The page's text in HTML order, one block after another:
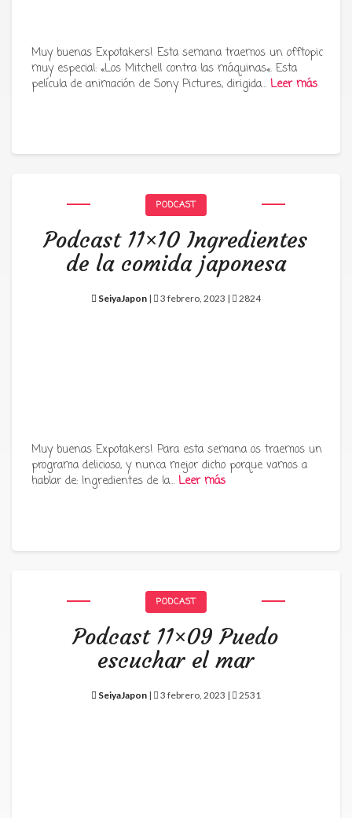
Muy buenas Expotakers! Esta semana traemos un offtopic
muy especial: «Los Mitchell contra las máquinas«. Esta
película de animación de Sony Pictures, dirigida… Leer más
PODCAST
Podcast 11×10 Ingredientes
de la comida japonesa
SeiyaJapon | 3 febrero, 2023 | 2824
Muy buenas Expotakers! Para esta semana os traemos un
programa delicioso, y nunca mejor dicho porque vamos a
hablar de: Ingredientes de la… Leer más
PODCAST
Podcast 11×09 Puedo
escuchar el mar
SeiyaJapon | 3 febrero, 2023 | 2531